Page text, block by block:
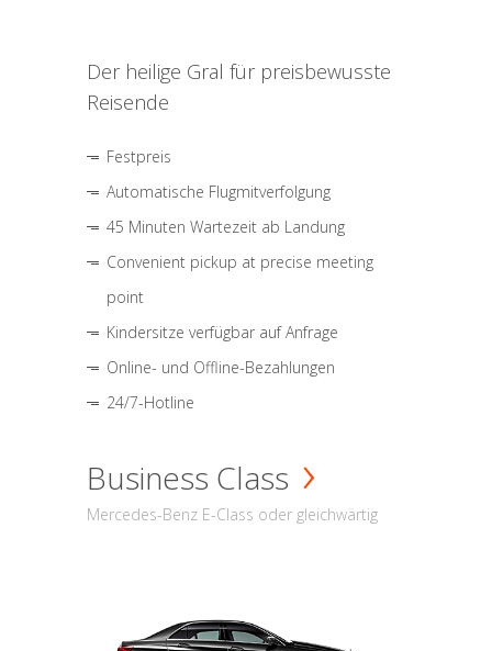
Der heilige Gral für preisbewusste
Reisende
Festpreis
Automatische Flugmitverfolgung
45 Minuten Wartezeit ab Landung
Convenient pickup at precise meeting
point
Kindersitze verfügbar auf Anfrage
Online- und Offline-Bezahlungen
24/7-Hotline
Business Class
Mercedes-Benz E-Class oder gleichwärtig